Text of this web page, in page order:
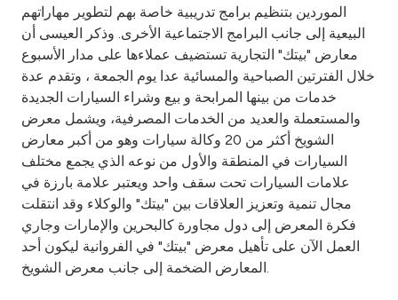
الموردين بتنظيم برامج تدريبية خاصة بهم لتطوير مهاراتهم
البيعية إلى جانب البرامج الاجتماعية الأخرى. وذكر العيسى أن
معارض "بيتك" التجارية تستضيف عملاءها على مدار الأسبوع
خلال الفترتين الصباحية والمسائية عدا يوم الجمعة ، وتقدم عدة
خدمات من بينها المرابحة و بيع وشراء السيارات الجديدة
والمستعملة والعديد من الخدمات المصرفية، ويشمل معرض
الشويخ أكثر من 20 وكالة سيارات وهو من أكبر معارض
السيارات في المنطقة والأول من نوعه الذي يجمع مختلف
علامات السيارات تحت سقف واحد ويعتبر علامة بارزة في
مجال تنمية وتعزيز العلاقات بين "بيتك" والوكلاء وقد انتقلت
فكرة المعرض إلى دول مجاورة كالبحرين والإمارات وجاري
العمل الآن على تأهيل معرض "بيتك" في الفروانية ليكون أحد
المعارض الضخمة إلى جانب معرض الشويخ.